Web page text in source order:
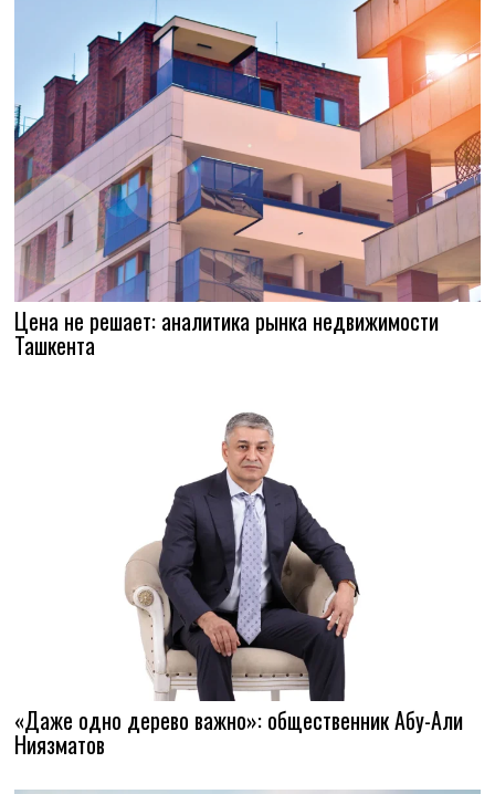
Цена не решает: аналитика рынка недвижимости
Ташкента
«Даже одно дерево важно»: общественник Абу-Али
Ниязматов